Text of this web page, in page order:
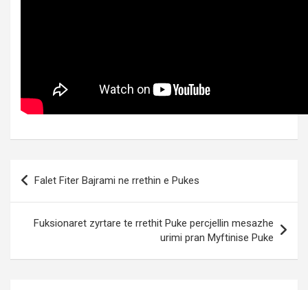
Post
navigation
Falet Fiter Bajrami ne rrethin e Pukes
Fuksionaret zyrtare te rrethit Puke percjellin mesazhe
urimi pran Myftinise Puke